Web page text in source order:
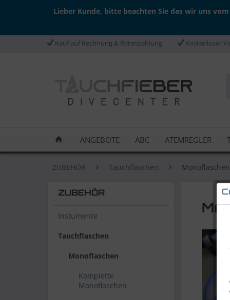
Lieber Kunde, bitte beachten Sie das wir uns
Kauf auf Rechnung & Ratenzahlung Kostenloser
ANGEBOTE ABC ATEMREGLER
ZUBEHÖR Tauchflaschen Monoflaschen
ZUBEHÖR
Instumente
Tauchflaschen
Monoflaschen
Komplette
Monoflaschen